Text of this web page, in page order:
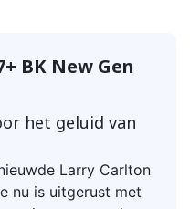
BK New Gen
het geluid van
Larry Carlton
nu is uitgerust met